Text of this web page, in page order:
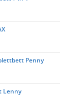
Penny
Lenny